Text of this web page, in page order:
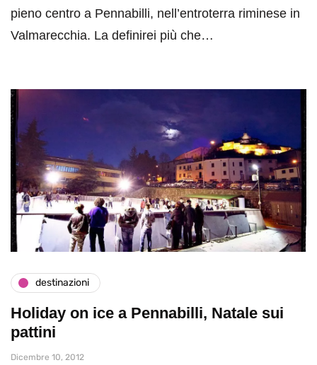
pieno centro a Pennabilli, nell’entroterra riminese in
Valmarecchia. La definirei più che…
destinazioni
Holiday on ice a Pennabilli, Natale sui
pattini
Dicembre 10, 2012